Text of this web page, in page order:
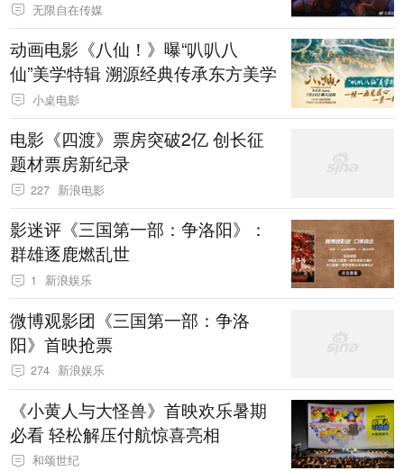
无限自在传媒
动画电影《八仙！》曝“叭叭八
仙”美学特辑 溯源经典传承东方美学
小桌电影
电影《四渡》票房突破2亿 创长征
题材票房新纪录
227 新浪电影
影迷评《三国第一部：争洛阳》：
群雄逐鹿燃乱世
1 新浪娱乐
微博观影团《三国第一部：争洛
阳》首映抢票
274 新浪娱乐
《小黄人与大怪兽》首映欢乐暑期
必看 轻松解压付航惊喜亮相
和颂世纪